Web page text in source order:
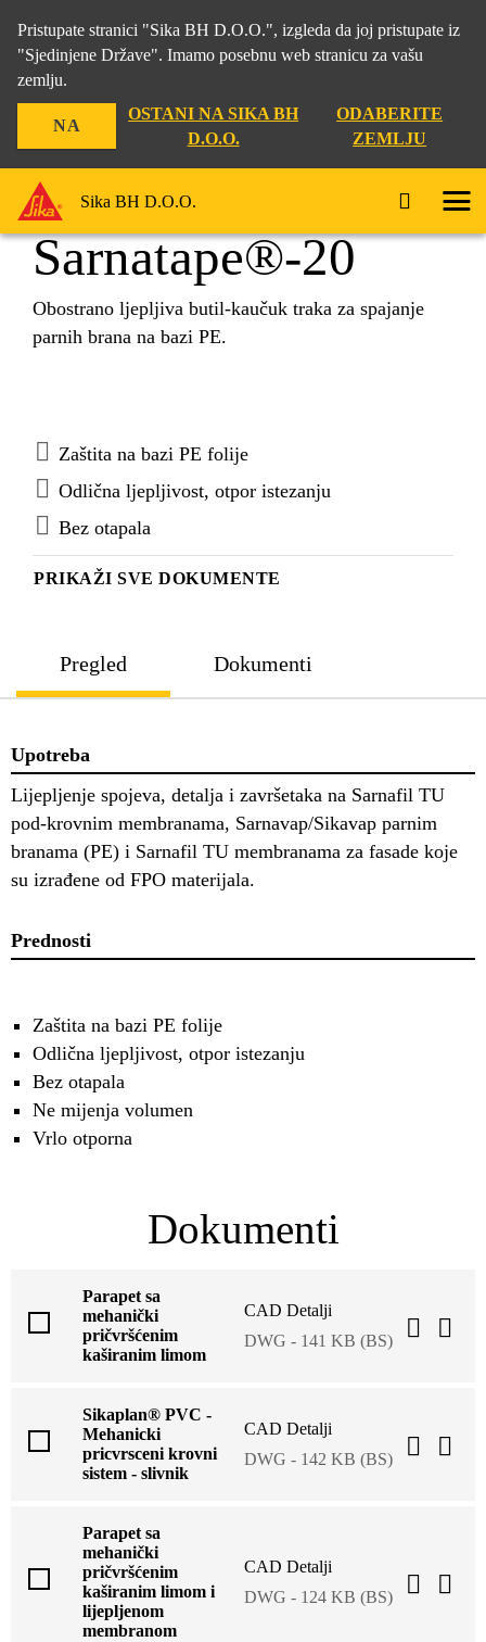
Pristupate stranici "Sika BH D.O.O.", izgleda da joj pristupate iz
"Sjedinjene Države". Imamo posebnu web stranicu za vašu
zemlju.
NA
OSTANI NA SIKA BH
D.O.O.
ODABERITE
ZEMLJU
Sika BH D.O.O.
... Sarnatape®-20
PRIKAŽI SVE DOKUMENTE
Sarnatape®-20
Obostrano ljepljiva butil-kaučuk traka za spajanje
parnih brana na bazi PE.
Zaštita na bazi PE folije
Odlična ljepljivost, otpor istezanju
Bez otapala
Pregled Dokumenti
Upotreba
Lijepljenje spojeva, detalja i završetaka na Sarnafil TU
pod-krovnim membranama, Sarnavap/Sikavap parnim
branama (PE) i Sarnafil TU membranama za fasade koje
su izrađene od FPO materijala.
Prednosti
Zaštita na bazi PE folije
Odlična ljepljivost, otpor istezanju
Bez otapala
Ne mijenja volumen
Vrlo otporna
Dokumenti
Parapet sa
mehanički
pričvršćenim
kaširanim limom
CAD Detalji
DWG - 141 KB (BS)
Sikaplan® PVC -
Mehanicki
pricvrsceni krovni
sistem - slivnik
CAD Detalji
DWG - 142 KB (BS)
Parapet sa
mehanički
pričvršćenim
kaširanim limom i
lijepljenom
membranom
CAD Detalji
DWG - 124 KB (BS)